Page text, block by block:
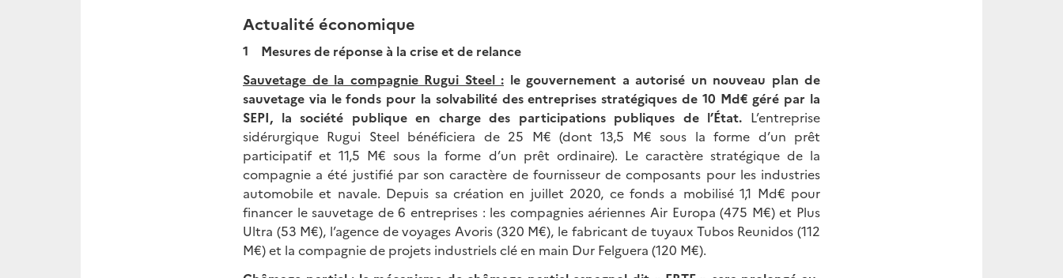
Actualité économique
1 Mesures de réponse à la crise et de relance
Sauvetage de la compagnie Rugui Steel : le gouvernement a autorisé un nouveau plan de
sauvetage via le fonds pour la solvabilité des entreprises stratégiques de 10 Md€ géré par la
SEPI, la société publique en charge des participations publiques de l’État. L’entreprise
sidérurgique Rugui Steel bénéficiera de 25 M€ (dont 13,5 M€ sous la forme d’un prêt
participatif et 11,5 M€ sous la forme d’un prêt ordinaire). Le caractère stratégique de la
compagnie a été justifié par son caractère de fournisseur de composants pour les industries
automobile et navale. Depuis sa création en juillet 2020, ce fonds a mobilisé 1,1 Md€ pour
financer le sauvetage de 6 entreprises : les compagnies aériennes Air Europa (475 M€) et Plus
Ultra (53 M€), l’agence de voyages Avoris (320 M€), le fabricant de tuyaux Tubos Reunidos (112
M€) et la compagnie de projets industriels clé en main Dur Felguera (120 M€).